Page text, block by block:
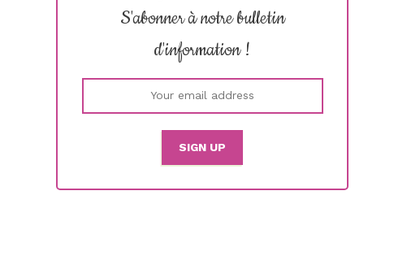
S'abonner à notre bulletin
d'information !